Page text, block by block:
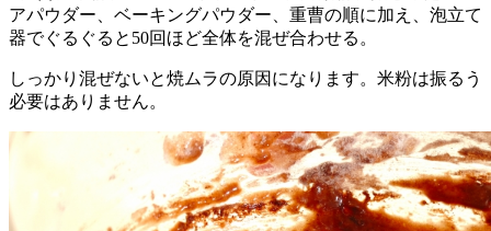
アパウダー、ベーキングパウダー、重曹の順に加え、泡立て
器でぐるぐると50回ほど全体を混ぜ合わせる。
しっかり混ぜないと焼ムラの原因になります。米粉は振るう
必要はありません。